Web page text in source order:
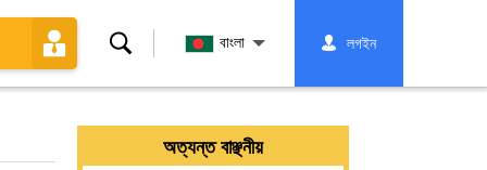
অনুসন্ধান
করুন
বাংলা লগইন
অত্যন্ত বাঞ্ছনীয়